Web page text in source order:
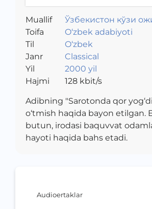
Audioertaklar
Muallif
Ўзбекистон кўзи
жамияти
Toifa
O‘zbek adabiyoti
Til
O‘zbek
Janr
Classical
Yil
2000 yil
Hajmi
128kbit/s
Adibning "Sarotonda qor
o‘tmish haqida bayon etilgan.
butun, irodasi baquvvat
hayoti haqida bahs etadi.